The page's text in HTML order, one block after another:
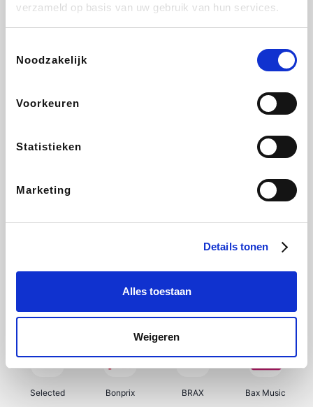
verzameld op basis van uw gebruik van hun services.
Noodzakelijk
Voorkeuren
Statistieken
Marketing
Details tonen
Alles toestaan
Weigeren
Lufthansa
CheapTickets.be DeubaXXL
Samsung Delonghi Tennis Point My Jewellery
Selected Bonprix BRAX Bax Music